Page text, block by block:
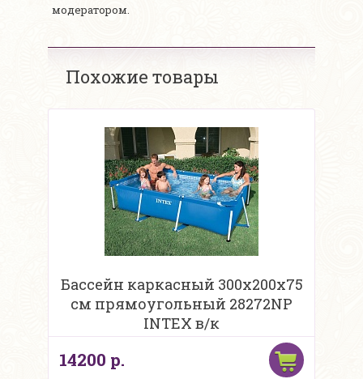
модератором.
Похожие товары
Бассейн каркасный 300х200х75
см прямоугольный 28272NP
INTEX в/к
14200 р.